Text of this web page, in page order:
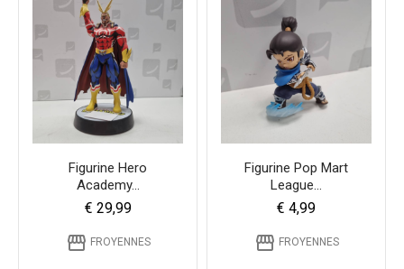
Figurine Hero
Academy...
€ 29,99
storefront FROYENNES
Figurine Pop Mart
League...
€ 4,99
storefront FROYENNES